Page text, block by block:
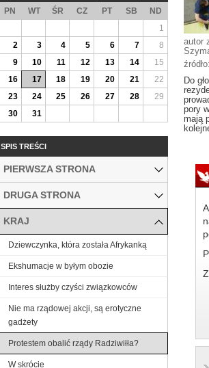
autor
Do
pory
mają
PN WT ŚR CZ PT SB
ND
1
2
3 4 5 6 7
8
9
10 11 12 13 14
15
16
17 18 19 20 21
22
23
24 25 26 27 28
29
30
31
SPIS TREŚCI
PIERWSZA STRONA
DRUGA STRONA
KRAJ
Dziewczynka, która została Afrykanką
Ekshumacje w byłym obozie
Interes służby czyści związkowców
Nie ma rządowej akcji, są erotyczne
gadżety
Protestem obalić rządy Radziwiłła?
W skrócie